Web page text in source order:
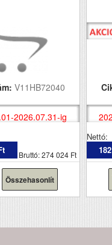
V11HB72040
2026.07.31-ig
Bruttó: 274 024 Ft
Összehasonlít
Nettó: